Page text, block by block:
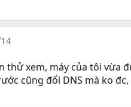
thử xem, máy của tôi vừa
cũng đổi DNS mà ko